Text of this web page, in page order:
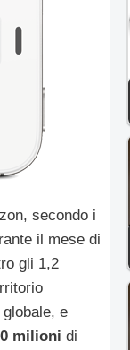
secondo i
il mese di
gli 1,2
e
milioni di